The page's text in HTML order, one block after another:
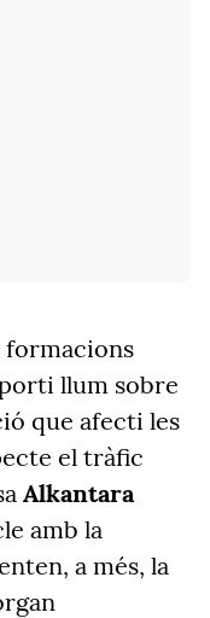
formacions
llum sobre
que afecti les
el tràfic
Alkantara
amb la
a més, la